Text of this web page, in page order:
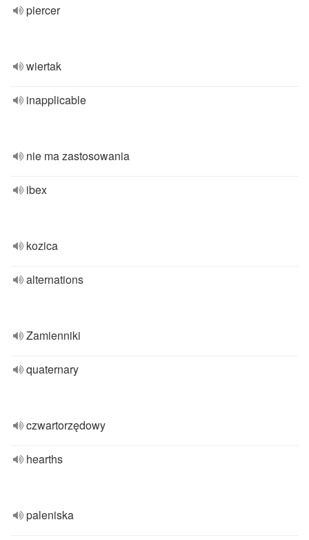
piercer
wiertak
inapplicable
nie ma zastosowania
ibex
kozica
alternations
Zamienniki
quaternary
czwartorzędowy
hearths
paleniska